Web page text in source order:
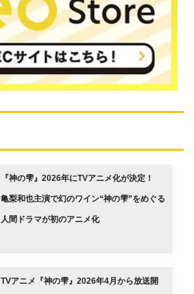
『神の雫』2026年にTVアニメ化が決定！
亀梨和也主演で幻のワイン“神の雫”をめぐる
人間ドラマが初のアニメ化
TVアニメ『神の雫』2026年4月から放送開